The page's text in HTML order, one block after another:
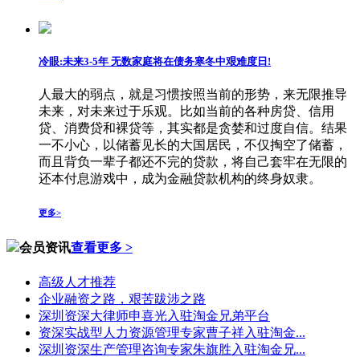
冷眼:未来3-5年 无数家庭将在债务寒冬中艰难度日!
人最大的弱点，就是习惯按照当前的形势，来无限推导
未来，对未来过于乐观。比如当前的各种房贷、信用
贷、消费贷和裸贷等，其实都是贪婪和过度自信。结果
一不小心，以储蓄见长的大国居民，不仅掏空了储蓄，
而且背负一辈子都还不完的贷款，将自己套牢在无限的
还本付息游戏中，成为金融贷款机构的终身奴隶。
更多>
会员资讯查看更多 >
高级人才推荐
企业融资之路，艰苦跋涉之路
深圳资深大律师申喜光入驻淘金兄弟平台
资深实战型人力资源管理专家曹子祥入驻淘金...
深圳资深生产管理咨询专家朱旗胜入驻淘金兄...